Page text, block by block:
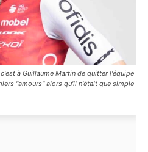
à Guillaume Martin de quitter l'équipe
"amours" alors qu'il n'était que simple